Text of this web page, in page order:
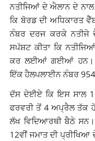
ਨਤੀਜਿਆਂ ਦੇ ਐਲਾਨ ਦੇ ਨਾਲ
ਕਿ ਬੋਰਡ ਦੀ ਅਧਿਕਾਰਤ
ਨੰਬਰ ਦਰਜ ਕਰਕੇ ਨਤੀਜੇ
ਸਪੱਸ਼ਟ ਕੀਤਾ ਕਿ
ਕਰ ਲਈਆਂ ਗਈਆਂ ਹਨ।
ਇੱਕ ਹੈਲਪਲਾਈਨ ਨੰਬਰ
ਦੱਸ ਦੇਈਏ ਕਿ ਇਸ ਸਾਲ
ਫਰਵਰੀ ਤੋਂ 4 ਅਪ੍ਰੈਲ ਤੱਕ
ਲੱਖ ਵਿਦਿਆਰਥੀ ਬੈਠੇ
12ਵੀਂ ਜਮਾਤ ਦੀ